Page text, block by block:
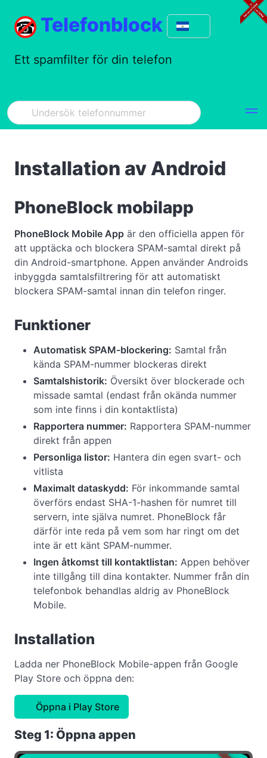
Telefonblock
Ett spamfilter för din telefon
Installation av Android
PhoneBlock mobilapp
PhoneBlock Mobile App är den officiella appen för
att upptäcka och blockera SPAM-samtal direkt på
din Android-smartphone. Appen använder Androids
inbyggda samtalsfiltrering för att automatiskt
blockera SPAM-samtal innan din telefon ringer.
Funktioner
Automatisk SPAM-blockering: Samtal från
kända SPAM-nummer blockeras direkt
Samtalshistorik: Översikt över blockerade och
missade samtal (endast från okända nummer
som inte finns i din kontaktlista)
Rapportera nummer: Rapportera SPAM-nummer
direkt från appen
Personliga listor: Hantera din egen svart- och
vitlista
Maximalt dataskydd: För inkommande samtal
överförs endast SHA-1-hashen för numret till
servern, inte själva numret. PhoneBlock får
därför inte reda på vem som har ringt om det
inte är ett känt SPAM-nummer.
Ingen åtkomst till kontaktlistan: Appen behöver
inte tillgång till dina kontakter. Nummer från din
telefonbok behandlas aldrig av PhoneBlock
Mobile.
Installation
Ladda ner PhoneBlock Mobile-appen från Google
Play Store och öppna den:
Öppna i Play Store
Steg 1: Öppna appen